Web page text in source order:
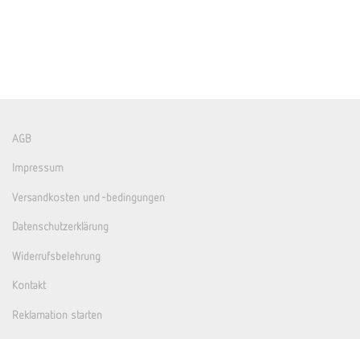
AGB
Impressum
Versandkosten und -bedingungen
Datenschutzerklärung
Widerrufsbelehrung
Kontakt
Reklamation starten